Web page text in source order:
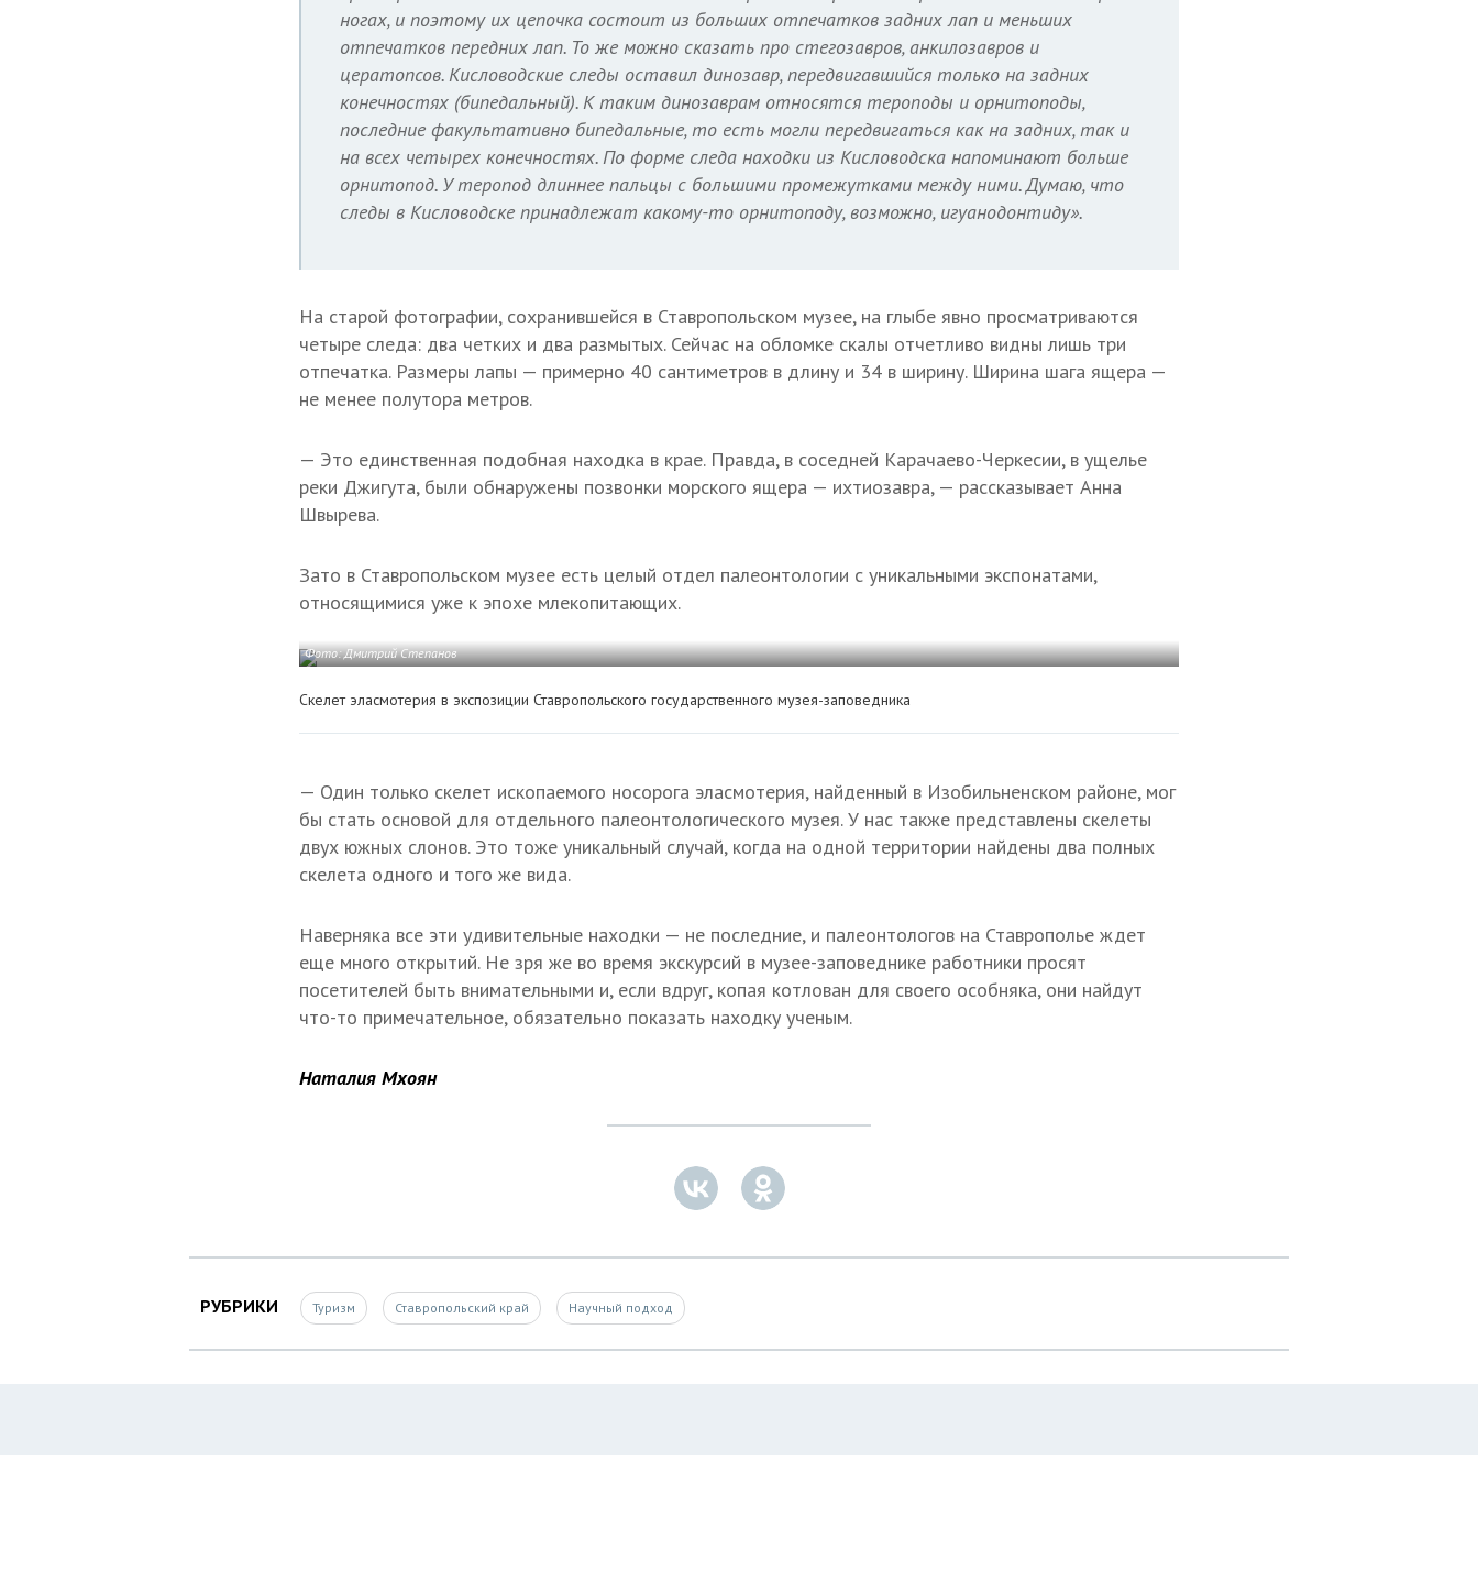
ногах, и поэтому их цепочка состоит из больших отпечатков задних лап и меньших
отпечатков передних лап. То же можно сказать про стегозавров, анкилозавров и
цератопсов. Кисловодские следы оставил динозавр, передвигавшийся только на задних
конечностях (бипедальный). К таким динозаврам относятся тероподы и орнитоподы,
последние факультативно бипедальные,то есть могли передвигаться как на задних, так и
на всех четырех конечностях. По форме следа находки из Кисловодска напоминают больше
орнитопод. У теропод длиннее пальцы с большими промежутками между ними. Думаю, что
следы в Кисловодске принадлежат какому-то орнитоподу, возможно, игуанодонтиду».
На старой фотографии, сохранившейся в Ставропольском музее, на глыбе явно просматриваются
четыре следа: два четких и два размытых. Сейчас на обломке скалы отчетливо видны лишь три
отпечатка. Размеры лапы — примерно 40 сантиметров в длину и 34 в ширину. Ширина шага ящера —
не менее полутора метров.
— Это единственная подобная находка в крае. Правда, в соседней Карачаево-Черкесии, в ущелье
реки Джигута, были обнаружены позвонки морского ящера — ихтиозавра, — рассказывает Анна
Швырева.
Зато в Ставропольском музее есть целый отдел палеонтологии с уникальными экспонатами,
относящимися уже к эпохе млекопитающих.
Фото: Дмитрий Степанов
Скелет эласмотерия в экспозиции Ставропольского государственного музея-заповедника
— Один только скелет ископаемого носорога эласмотерия, найденный в Изобильненском районе, мог
бы стать основой для отдельного палеонтологического музея. У нас также представлены скелеты
двух южных слонов. Это тоже уникальный случай, когда на одной территории найдены два полных
скелета одного и того же вида.
Наверняка все эти удивительные находки — не последние, и палеонтологов на Ставрополье ждет
еще много открытий. Не зря же во время экскурсий в музее-заповеднике работники просят
посетителей быть внимательными и, если вдруг, копая котлован для своего особняка, они найдут
что-то примечательное, обязательно показать находку ученым.
Наталия Мхоян
РУБРИКИ Туризм Ставропольский край Научный подход